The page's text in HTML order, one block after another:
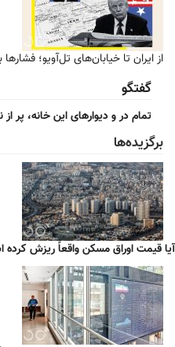
از ایران تا خیابان‌های تل‌آویو؛
گفتگو
تمام در و دیوارهای این خانه، پر
برگزیده‌ها
آیا قیمت اوراق مسکن واقعاً ریزش